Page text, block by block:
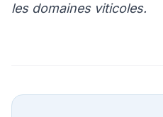
les domaines viticoles.